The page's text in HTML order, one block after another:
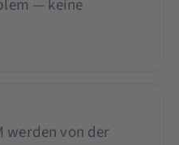
— keine
werden von der